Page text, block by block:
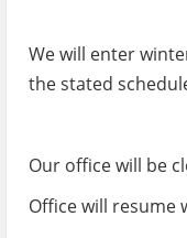
We will enter
the stated
Our office will be
Office will resume